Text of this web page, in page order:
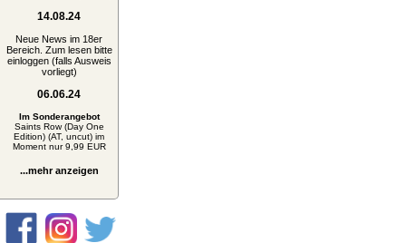
14.08.24
Neue News im 18er
Bereich. Zum lesen bitte
einloggen (falls Ausweis
vorliegt)
06.06.24
Im Sonderangebot
Saints Row (Day One
Edition) (AT, uncut) im
Moment nur 9,99 EUR
...mehr anzeigen